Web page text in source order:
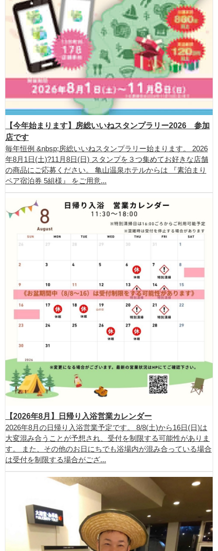
【今年始まります】房総いいねスタンプラリー2026 参加
店です
毎年恒例 &nbsp;房総いいねスタンプラリー始まります。 2026
年8月1日(土)?11月8日(日) スタンプを３つ集めてお好きな店舗
の商品にご応募ください。 亀山温泉ホテルからは 『素泊まり
ペア宿泊券 5組様』 をご用意...
【2026年8月】日帰り入浴営業カレンダー
2026年8月の日帰り入浴営業予定です。 8/8(土)から16日(日)は
大変混み合うことが予想され、受付を制限する可能性がありま
す。 また、その他のお日にちでも浴場内が混み合っている場合
は受付を制限する場合がござ...